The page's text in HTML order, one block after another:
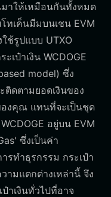
มาให้เหมือนกันทั้งหมด
ทเค็นมีมบนเชน EVM
ใช้รูปแบบ UTXO
เป๋าเงิน WCDOGE
model) ซึ่ง
ติดตามยอดเงินของ
องคุณ แทนที่จะเป็นชุด
อยู่บน EVM
ซึ่งเป็นค่า
รทำธุรกรรม กระเป๋า
ามแตกต่างเหล่านี้ จึง
าเงินทั่วไปที่อาจ